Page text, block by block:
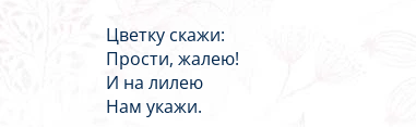
Цветку скажи:
Прости, жалею!
И на лилею
Нам укажи.